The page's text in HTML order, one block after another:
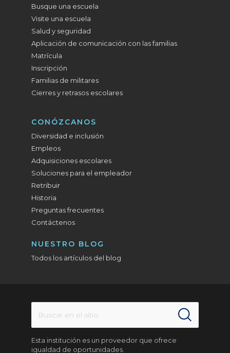
Busque una escuela
Visite una escuela
Salud y seguridad
Aplicación de comunicación con las familias
Matrícula
Inscripción
Familias de militares
Cierres y retrasos escolares
CONÓZCANOS
Diversidad e inclusión
Empleos
Adquisiciones escolares
Soluciones para el empleador
Retribuir
Historia
Preguntas frecuentes
Contáctenos
NUESTRO BLOG
Todos los artículos del blog
Esta institución es un proveedor que ofrece
igualdad de oportunidades.